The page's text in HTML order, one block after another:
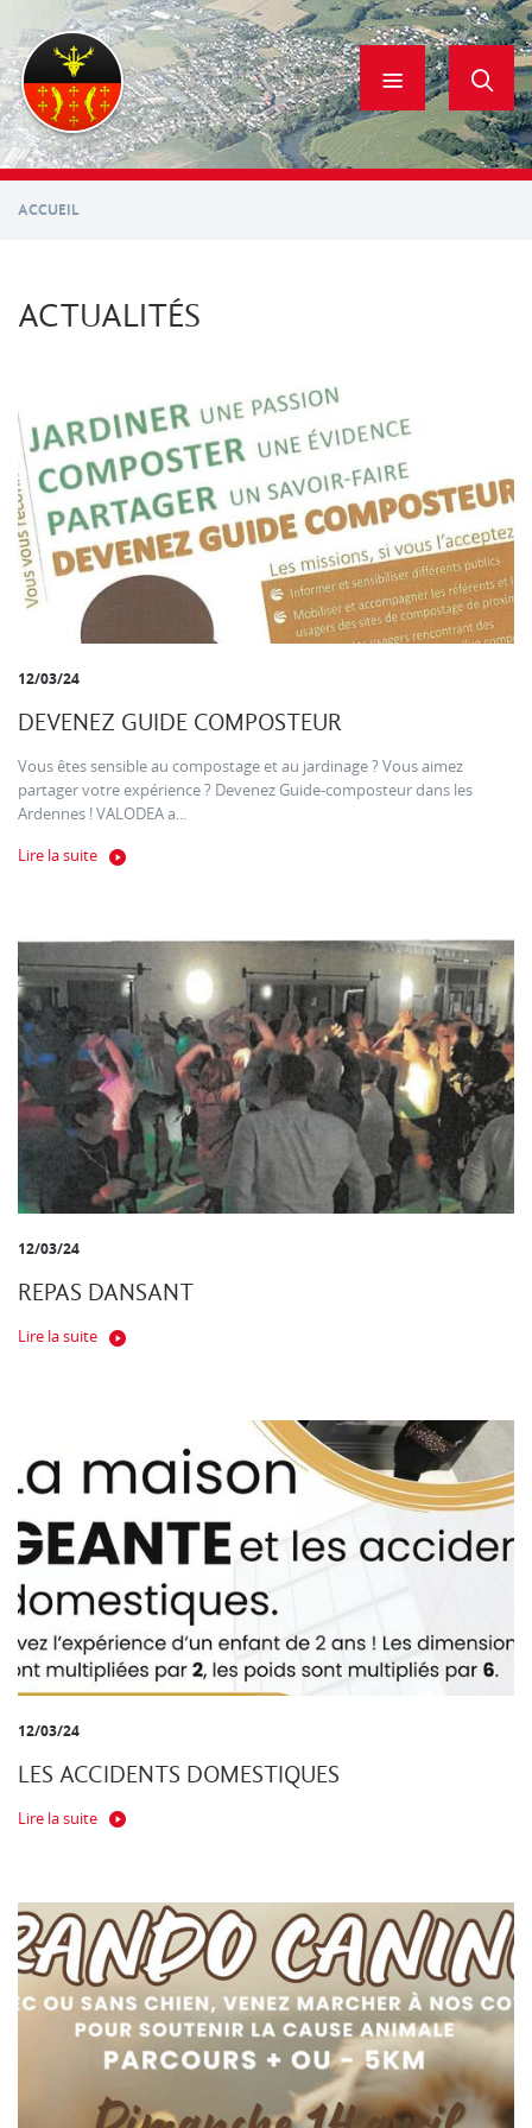
contenu
principal
ACCUEIL
ACTUALITÉS
12/03/24
DEVENEZ GUIDE COMPOSTEUR
Vous êtes sensible au compostage et au jardinage ? Vous aimez
partager votre expérience ? Devenez Guide-composteur dans les
Ardennes ! VALODEA a...
Lire la suite
12/03/24
REPAS DANSANT
Lire la suite
12/03/24
LES ACCIDENTS DOMESTIQUES
Lire la suite